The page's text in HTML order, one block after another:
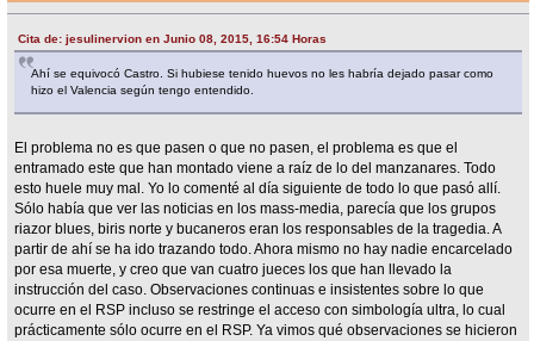
Cita de: jesulinervion en Junio 08, 2015, 16:54 Horas
Ahí se equivocó Castro. Si hubiese tenido huevos no les habría dejado pasar como
hizo el Valencia según tengo entendido.
El problema no es que pasen o que no pasen, el problema es que el
entramado este que han montado viene a raíz de lo del manzanares. Todo
esto huele muy mal. Yo lo comenté al día siguiente de todo lo que pasó allí.
Sólo había que ver las noticias en los mass-media, parecía que los grupos
riazor blues, biris norte y bucaneros eran los responsables de la tragedia. A
partir de ahí se ha ido trazando todo. Ahora mismo no hay nadie encarcelado
por esa muerte, y creo que van cuatro jueces los que han llevado la
instrucción del caso. Observaciones continuas e insistentes sobre lo que
ocurre en el RSP incluso se restringe el acceso con simbología ultra, lo cual
prácticamente sólo ocurre en el RSP. Ya vimos qué observaciones se hicieron